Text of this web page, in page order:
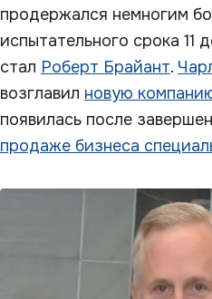
продержался немногим
испытательного срока 11
стал Роберт Брайант.
возглавил новую
появилась после
продаже бизнеса